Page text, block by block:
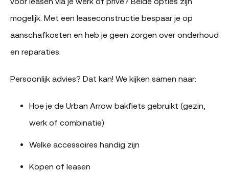
mogelijk. Met een leaseconstructie bespaar je op
aanschafkosten en heb je geen zorgen over onderhoud
en reparaties.
Persoonlijk advies? Dat kan! We kijken samen naar:
Hoe je de Urban Arrow bakfiets gebruikt (gezin,
werk of combinatie)
Welke accessoires handig zijn
Kopen of leasen